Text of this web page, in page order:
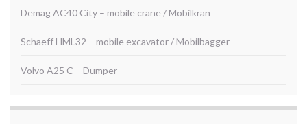
Demag AC40 City – mobile crane / Mobilkran
Schaeff HML32 – mobile excavator / Mobilbagger
Volvo A25 C – Dumper